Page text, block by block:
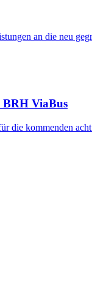
an die neu
BRH ViaBus
die kommenden